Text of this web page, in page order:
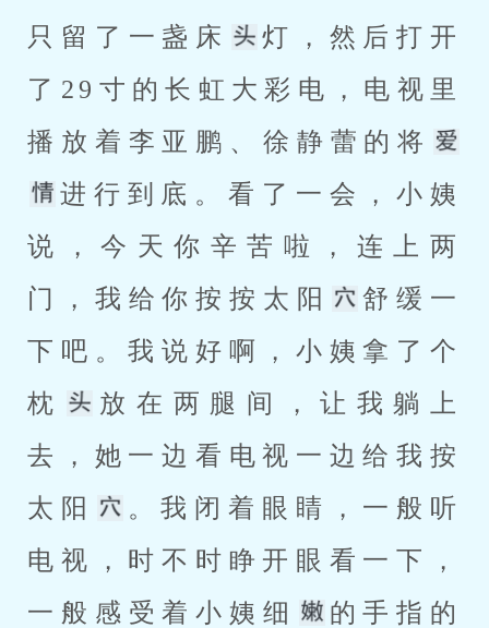
只留了一盏床
灯，然后打开
了29寸的长虹大彩电，电视里
播放着李亚鹏、徐静蕾的将
进行到底。看了一会，小姨
说，今天你辛苦啦，连上两
门，我给你按按太阳
舒缓一
下吧。我说好啊，小姨拿了个
枕
放在两腿间，让我躺上
去，她一边看电视一边给我按
太阳
。我闭着眼睛，一般听
电视，时不时睁开眼看一下，
一般感受着小姨细
的手指的